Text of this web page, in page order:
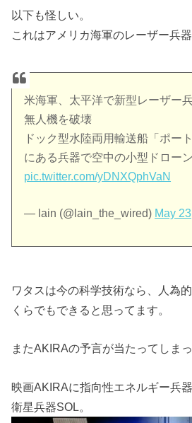
以下も怪しい。
これはアメリカ海軍のレーザー兵
米海軍、太平洋で新型レーザー
無人機を破壊
ドック型水陸両用輸送船「ポー
にある兵器で空中の小型ドロー
pic.twitter.com/yDNXQphVaN
— lain (@lain_the_wired) May
ワタスは今の科学技術なら、人為
くらでもできると思ってます。
またAKIRAの予言が当たってしまっ
映画AKIRAに指向性エネルギー兵
衛星兵器SOL。